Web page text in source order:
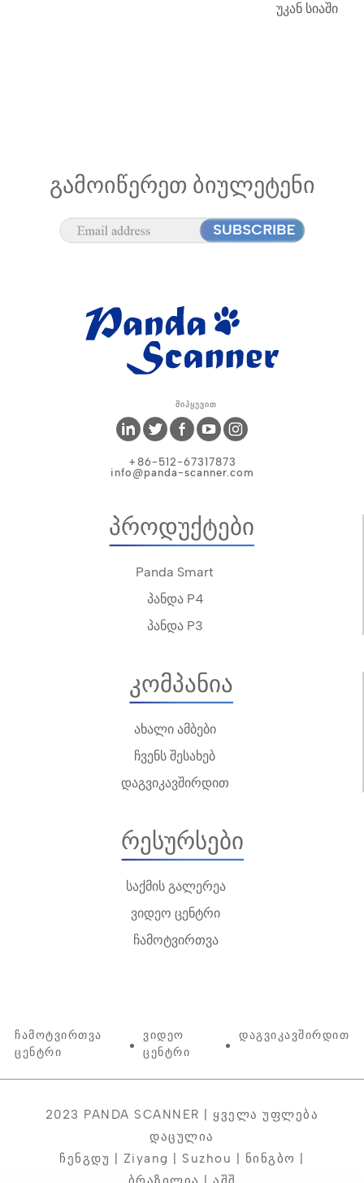
უკან სიაში
ᲒᲐᲛᲝᲘᲬᲔᲠᲔᲗ ᲑᲘᲣᲚᲔᲢᲔᲜᲘ
Მიჰყევით
+86-512-67317873
info@panda-scanner.com
Პროდუქტები
Panda Smart
პანდა P4
პანდა P3
Კომპანია
ახალი ამბები
ჩვენს შესახებ
დაგვიკავშირდით
Რესურსები
საქმის გალერეა
ვიდეო ცენტრი
ჩამოტვირთვა
Ჩამოტვირთვა
Ცენტრი
Ვიდეო
Ცენტრი
Დაგვიკავშირდით
2023 PANDA SCANNER | Ყველა Უფლება
Დაცულია
Ჩენგდუ | Ziyang | Suzhou | Ნინგბო |